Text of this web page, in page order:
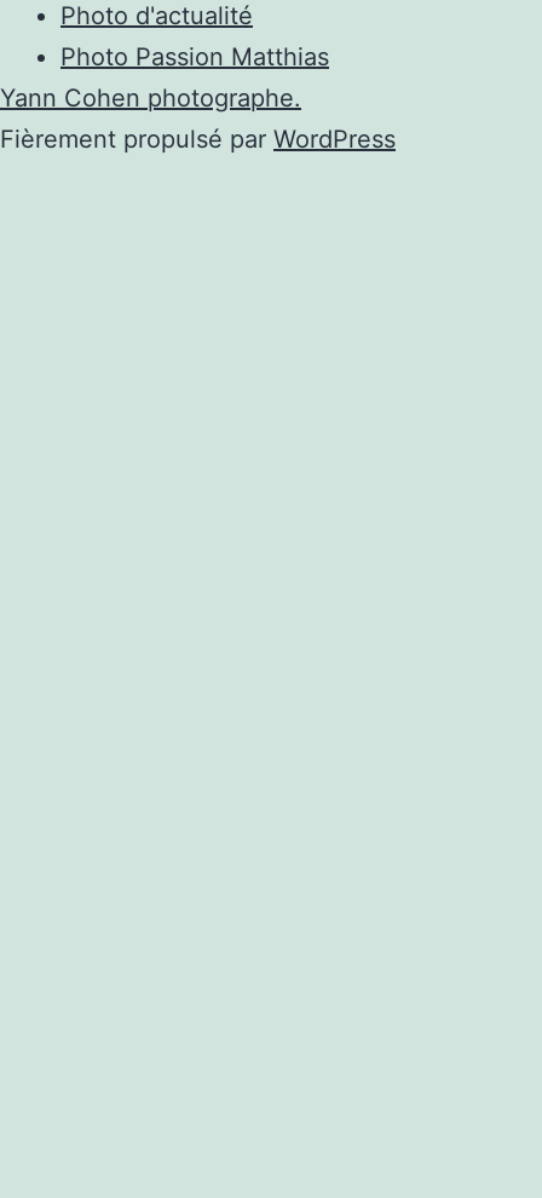
Photo d'actualité
Photo Passion Matthias
Yann Cohen photographe.
Fièrement propulsé par WordPress